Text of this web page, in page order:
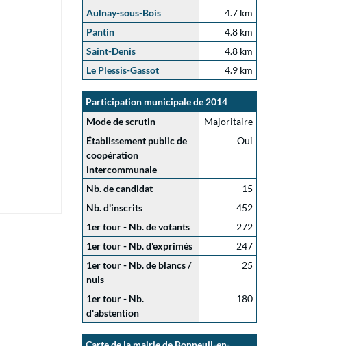
Aulnay-sous-Bois
4.7 km
Pantin
4.8 km
Saint-Denis
4.8 km
Le Plessis-Gassot
4.9 km
Participation municipale de 2014
Mode de scrutin
Majoritaire
Établissement public de
coopération
intercommunale
Oui
Nb. de candidat
15
Nb. d'inscrits
452
1er tour - Nb. de votants
272
1er tour - Nb. d'exprimés
247
1er tour - Nb. de blancs /
nuls
25
1er tour - Nb.
d'abstention
180